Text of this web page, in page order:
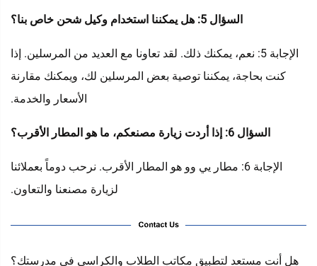
السؤال 5: هل يمكننا استخدام وكيل شحن خاص بنا؟
الإجابة 5: نعم، يمكنك ذلك. لقد تعاونا مع العديد من المرسلين. إذا
كنت بحاجة، يمكننا توصية بعض المرسلين لك، ويمكنك مقارنة
الأسعار والخدمة.
السؤال 6: إذا أردت زيارة مصنعكم، ما هو المطار الأقرب؟
الإجابة 6: مطار يي وو هو المطار الأقرب. نرحب دوماً بعملائنا
لزيارة مصنعنا والتعاون.
هل أنت مستعد لتطبيق مكاتب الطلاب والكراسي في مدرستك؟